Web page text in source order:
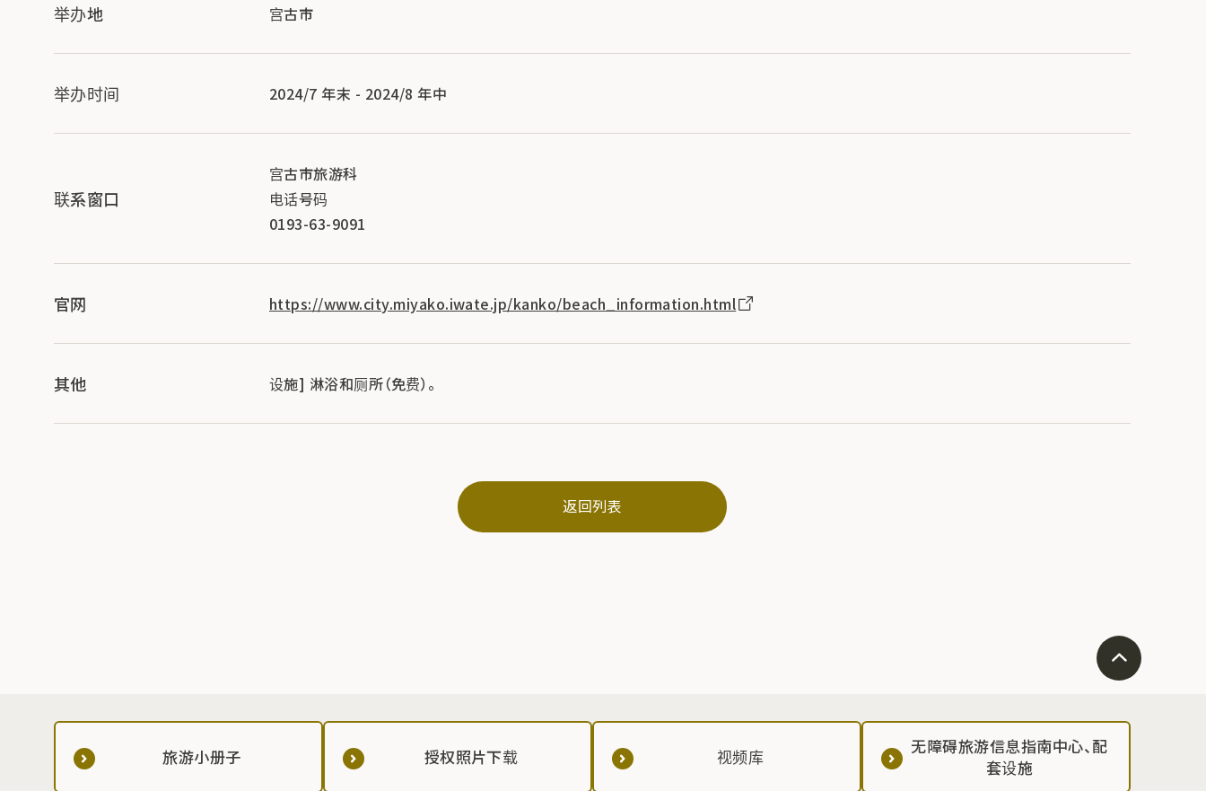
举办地 宫古市
举办时间 2024/7 年末 - 2024/8 年中
联系窗口
宫古市旅游科
电话号码
0193-63-9091
官网 https://www.city.miyako.iwate.jp/kanko/beach_information.html
其他 设施] 淋浴和厕所（免费）。
返回列表
旅游小册子 授权照片下载 视频库
无障碍旅游信息指南中心、配
套设施